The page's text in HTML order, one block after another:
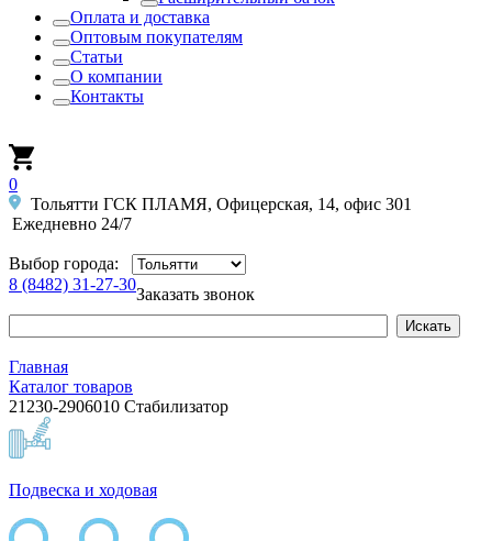
Оплата и доставка
Оптовым покупателям
Статьи
О компании
Контакты
0
Тольятти ГСК ПЛАМЯ, Офицерская, 14, офис 301
Ежедневно 24/7
Выбор города:
8 (8482) 31-27-30
Заказать звонок
Главная
Каталог товаров
21230-2906010 Стабилизатор
Подвеска и ходовая